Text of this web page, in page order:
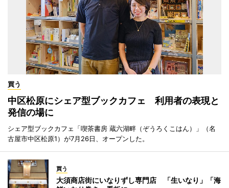
買う
中区松原にシェア型ブックカフェ 利用者の表現と
発信の場に
シェア型ブックカフェ「喫茶書房 蔵六湖畔（ぞうろくこはん）」（名
古屋市中区松原1）が7月26日、オープンした。
買う
大須商店街にいなりずし専門店 「生いなり」「海